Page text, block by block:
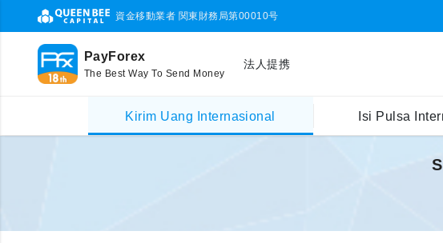
資金移動業者 関東財務局第00010号
PayForex
The Best Way To Send Money
法人提携
Kirim Uang Internasional Isi Pulsa